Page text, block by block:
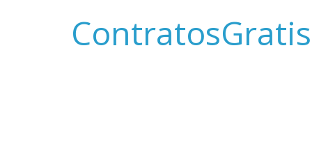
ContratosGratis